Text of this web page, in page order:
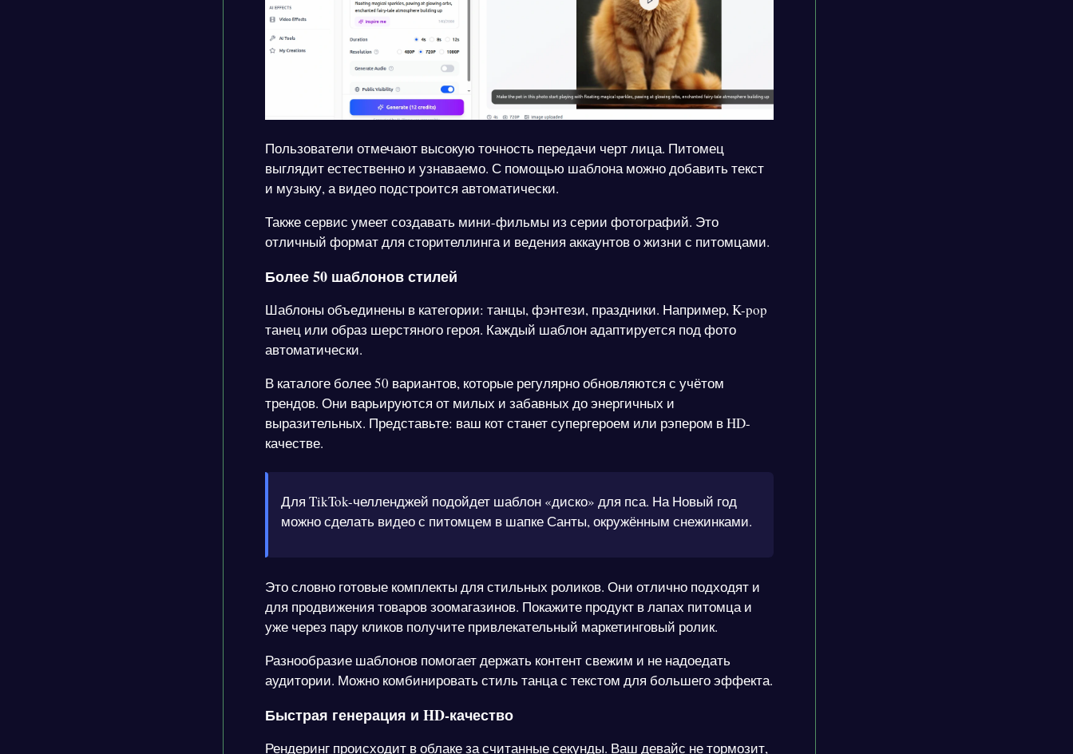
Пользователи отмечают высокую точность передачи черт лица. Питомец
выглядит естественно и узнаваемо. С помощью шаблона можно добавить текст
и музыку, а видео подстроится автоматически.
Также сервис умеет создавать мини-фильмы из серии фотографий. Это
отличный формат для сторителлинга и ведения аккаунтов о жизни с питомцами.
Более 50 шаблонов стилей
Шаблоны объединены в категории: танцы, фэнтези, праздники. Например, K-pop
танец или образ шерстяного героя. Каждый шаблон адаптируется под фото
автоматически.
В каталоге более 50 вариантов, которые регулярно обновляются с учётом
трендов. Они варьируются от милых и забавных до энергичных и
выразительных. Представьте: ваш кот станет супергероем или рэпером в HD-
качестве.
Для TikTok-челленджей подойдет шаблон «диско» для пса. На Новый год
можно сделать видео с питомцем в шапке Санты, окружённым снежинками.
Это словно готовые комплекты для стильных роликов. Они отлично подходят и
для продвижения товаров зоомагазинов. Покажите продукт в лапах питомца и
уже через пару кликов получите привлекательный маркетинговый ролик.
Разнообразие шаблонов помогает держать контент свежим и не надоедать
аудитории. Можно комбинировать стиль танца с текстом для большего эффекта.
Быстрая генерация и HD-качество
Рендеринг происходит в облаке за считанные секунды. Ваш девайс не тормозит,